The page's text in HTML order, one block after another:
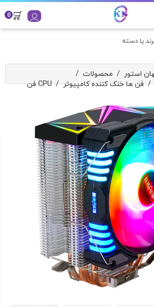
0
یا دسته
استور / محصولات /
فن ها خنک کننده کامپیوتر/فن CPU